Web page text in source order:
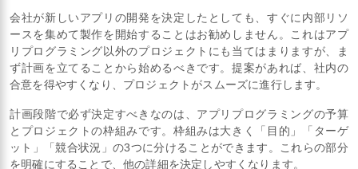
会社が新しいアプリの開発を決定したとしても、すぐに内部リソ
ースを集めて製作を開始することはお勧めしません。これはアプ
リプログラミング以外のプロジェクトにも当てはまりますが、ま
ず計画を立てることから始めるべきです。提案があれば、社内の
合意を得やすくなり、プロジェクトがスムーズに進行します。
計画段階で必ず決定すべきなのは、アプリプログラミングの予算
とプロジェクトの枠組みです。枠組みは大きく「目的」「ターゲ
ット」「競合状況」の3つに分けることができます。これらの部分
を明確にすることで、他の詳細を決定しやすくなります。